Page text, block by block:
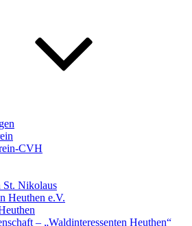
CVH
St. Nikolaus
Heuthen e.V.
– „Waldinteressenten Heuthen“